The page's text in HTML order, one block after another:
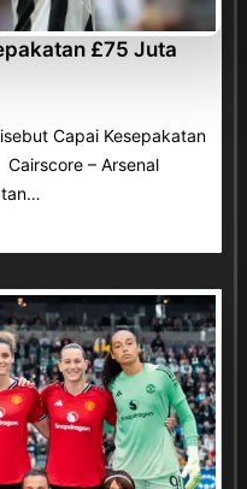
£75 Juta
Capai Kesepakatan
– Arsenal